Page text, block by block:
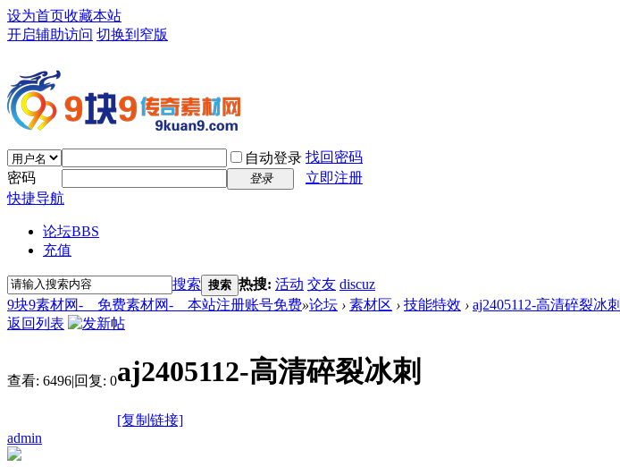
设为首页收藏本站
开启辅助访问 切换到窄版
自动登录 找回密码
密码
登录
立即注册
快捷导航
论坛BBS
充值
搜索 搜索 热搜: 活动 交友 discuz
9块9素材网-＿免费素材网-＿本站注册账号免费»论坛 › 素材区 › 技能特效 › aj2405112-高清碎裂冰刺
返回列表
查看: 6496|回复: 0aj2405112-高清碎裂冰刺
[复制链接]
admin